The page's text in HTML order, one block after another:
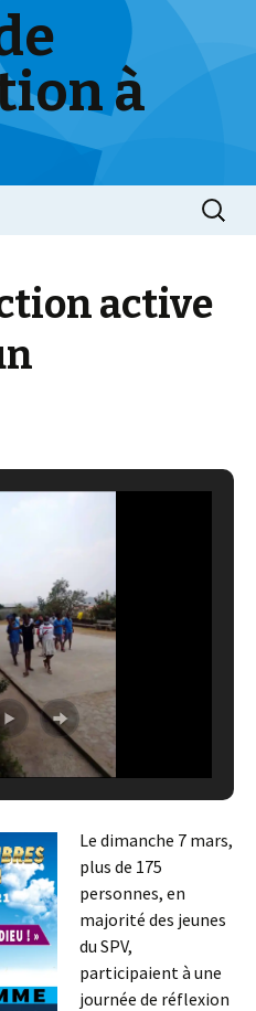
à
active
Le dimanche 7 mars,
plus de 175
personnes, en
majorité des jeunes
du SPV,
participaient à une
journée de réflexion